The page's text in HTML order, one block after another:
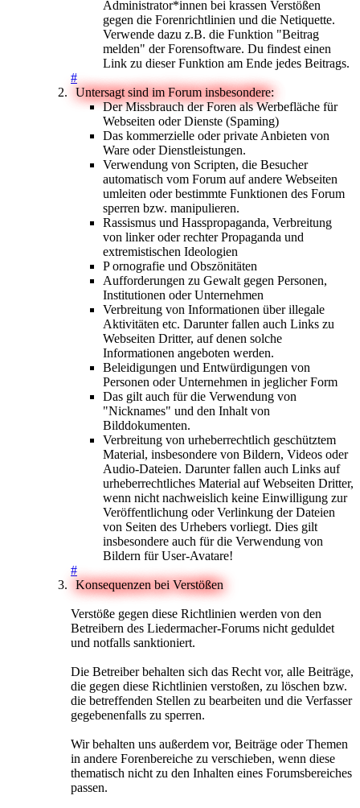
Administrator*innen bei krassen Verstößen
gegen die Forenrichtlinien und die Netiquette.
Verwende dazu z.B. die Funktion "Beitrag
melden" der Forensoftware. Du findest einen
Link zu dieser Funktion am Ende jedes Beitrags.
#
Untersagt sind im Forum insbesondere:
Der Missbrauch der Foren als Werbefläche für
Webseiten oder Dienste (Spaming)
Das kommerzielle oder private Anbieten von
Ware oder Dienstleistungen.
Verwendung von Scripten, die Besucher
automatisch vom Forum auf andere Webseiten
umleiten oder bestimmte Funktionen des Forum
sperren bzw. manipulieren.
Rassismus und Hasspropaganda, Verbreitung
von linker oder rechter Propaganda und
extremistischen Ideologien
P ornografie und Obszönitäten
Aufforderungen zu Gewalt gegen Personen,
Institutionen oder Unternehmen
Verbreitung von Informationen über illegale
Aktivitäten etc. Darunter fallen auch Links zu
Webseiten Dritter, auf denen solche
Informationen angeboten werden.
Beleidigungen und Entwürdigungen von
Personen oder Unternehmen in jeglicher Form
Das gilt auch für die Verwendung von
"Nicknames" und den Inhalt von
Bilddokumenten.
Verbreitung von urheberrechtlich geschütztem
Material, insbesondere von Bildern, Videos oder
Audio-Dateien. Darunter fallen auch Links auf
urheberrechtliches Material auf Webseiten Dritter,
wenn nicht nachweislich keine Einwilligung zur
Veröffentlichung oder Verlinkung der Dateien
von Seiten des Urhebers vorliegt. Dies gilt
insbesondere auch für die Verwendung von
Bildern für User-Avatare!
#
Konsequenzen bei Verstößen
Verstöße gegen diese Richtlinien werden von den
Betreibern des Liedermacher-Forums nicht geduldet
und notfalls sanktioniert.
Die Betreiber behalten sich das Recht vor, alle Beiträge,
die gegen diese Richtlinien verstoßen, zu löschen bzw.
die betreffenden Stellen zu bearbeiten und die Verfasser
gegebenenfalls zu sperren.
Wir behalten uns außerdem vor, Beiträge oder Themen
in andere Forenbereiche zu verschieben, wenn diese
thematisch nicht zu den Inhalten eines Forumsbereiches
passen.